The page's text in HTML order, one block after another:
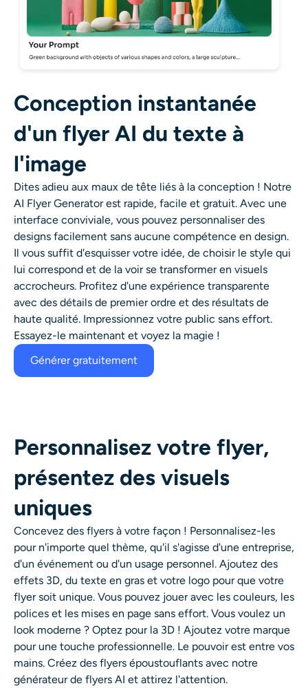
Conception instantanée
d'un flyer AI du texte à
l'image
Dites adieu aux maux de tête liés à la conception ! Notre
AI Flyer Generatorest rapide, facile et gratuit. Avec une
interface conviviale, vous pouvez personnaliser des
designs facilement sans aucune compétence en design.
Il vous suffit d'esquisser votre idée, de choisir le style qui
lui correspond et de la voir se transformer en visuels
accrocheurs. Profitez d'une expérience transparente
avec des détails de premier ordre et des résultats de
haute qualité. Impressionnez votre public sans effort.
Essayez-le maintenant et voyez la magie !
Générer gratuitement
Personnalisez votre flyer,
présentez des visuels
uniques
Concevez des flyers à votre façon ! Personnalisez-les
pour n'importe quel thème, qu'il s'agisse d'une entreprise,
d'un événement ou d'un usage personnel. Ajoutez des
effets 3D, du texte en gras et votre logo pour que votre
flyer soit unique. Vous pouvez jouer avec les couleurs, les
polices et les mises en page sans effort. Vous voulez un
look moderne ? Optez pour la 3D ! Ajoutez votre marque
pour une touche professionnelle. Le pouvoir est entre vos
mains. Créez des flyers époustouflants avec notre
générateur de flyers AI et attirez l'attention.